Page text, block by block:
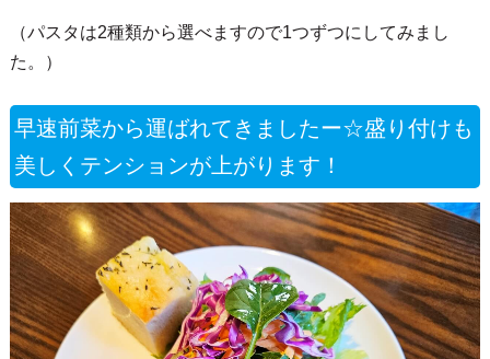
（パスタは2種類から選べますので1つずつにしてみまし
た。）
早速前菜から運ばれてきましたー☆盛り付けも
美しくテンションが上がります！